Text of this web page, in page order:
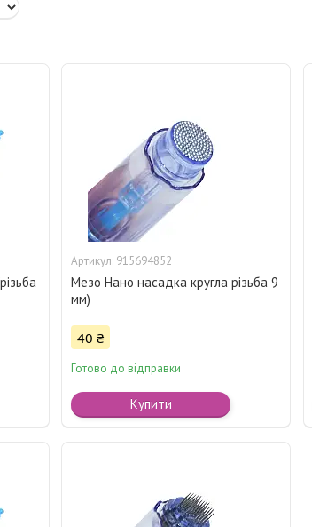
915694852
Мезо Нано насадка кругла різьба 9
мм)
40 ₴
Готово до відправки
Купити